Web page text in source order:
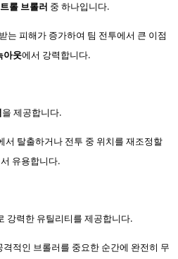
롤 브롤러 중 하나입니다.
는 피해가 증가하여 팀 전투에서 큰 이점
아웃에서 강력합니다.
을 제공합니다.
서 탈출하거나 전투 중 위치를 재조정할
유용합니다.
강력한 유틸리티를 제공합니다.
적인 브롤러를 중요한 순간에 완전히 무